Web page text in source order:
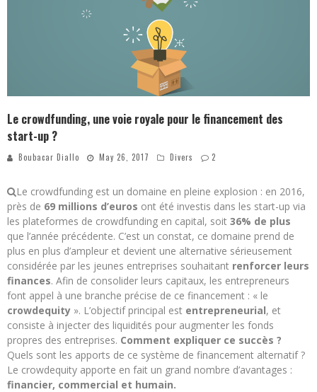
Le crowdfunding, une voie royale pour le financement des
start-up ?
Boubacar Diallo May 26, 2017 Divers 2
Le crowdfunding est un domaine en pleine explosion : en 2016,
près de 69 millions d’euros ont été investis dans les start-up via
les plateformes de crowdfunding en capital, soit 36% de plus
que l’année précédente. C’est un constat, ce domaine prend de
plus en plus d’ampleur et devient une alternative sérieusement
considérée par les jeunes entreprises souhaitant renforcer leurs
finances. Afin de consolider leurs capitaux, les entrepreneurs
font appel à une branche précise de ce financement : « le
crowdequity ». L’objectif principal est entrepreneurial, et
consiste à injecter des liquidités pour augmenter les fonds
propres des entreprises. Comment expliquer ce succès ?
Quels sont les apports de ce système de financement alternatif ?
Le crowdequity apporte en fait un grand nombre d’avantages :
financier, commercial et humain.